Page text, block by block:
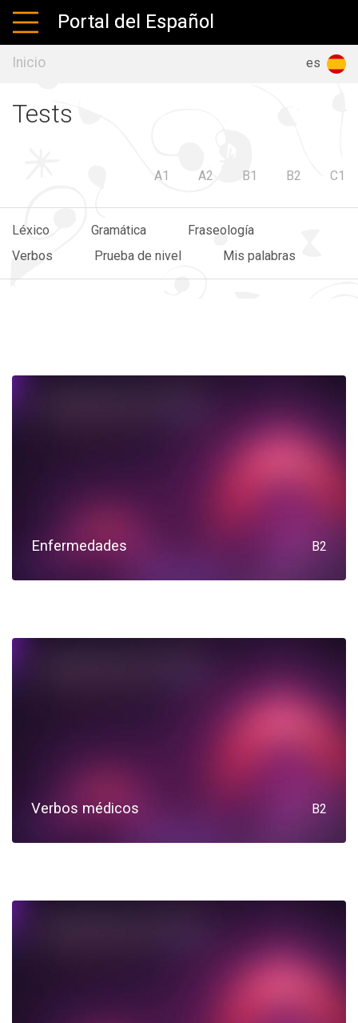
Portal del Español
Inicio es
Tests
A1 A2 B1 B2 C1
Léxico Gramática
Fraseología
Verbos
Prueba de nivel Mis palabras
Enfermedades B2
Verbos médicos B2